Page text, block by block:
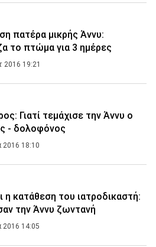
πατέρα μικρής Άννυ:
το πτώμα για 3 ημέρες
2016 19:21
Γιατί τεμάχισε την Άννυ ο
- δολοφόνος
2016 18:10
η κατάθεση του ιατροδικαστή:
την Άννυ ζωντανή
2016 14:05